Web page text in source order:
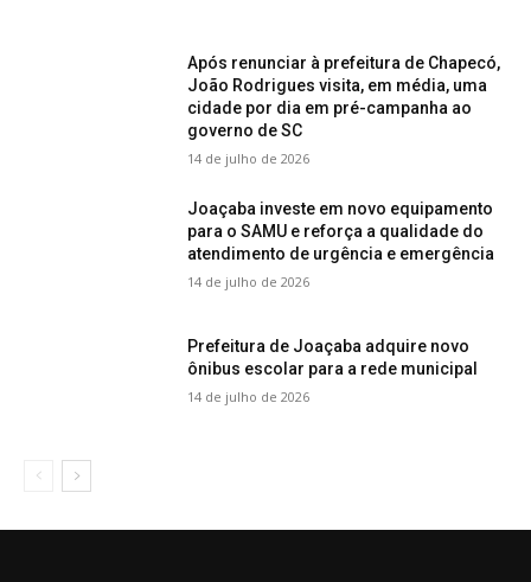
Após renunciar à prefeitura de Chapecó,
João Rodrigues visita, em média, uma
cidade por dia em pré-campanha ao
governo de SC
14 de julho de 2026
Joaçaba investe em novo equipamento
para o SAMU e reforça a qualidade do
atendimento de urgência e emergência
14 de julho de 2026
Prefeitura de Joaçaba adquire novo
ônibus escolar para a rede municipal
14 de julho de 2026